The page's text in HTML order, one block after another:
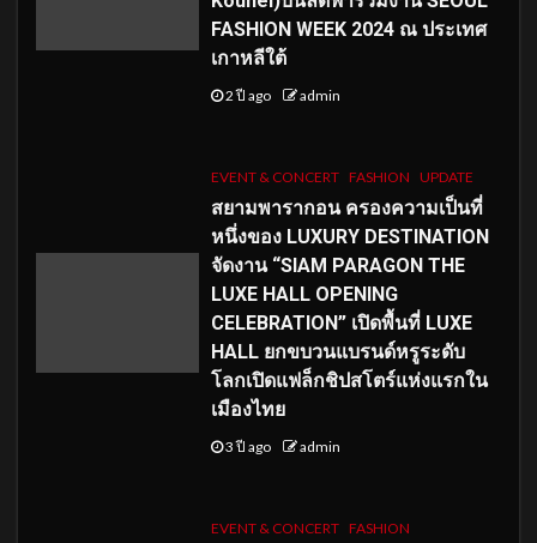
FASHION WEEK 2024 ณ ประเทศ
เกาหลีใต้
2 ปี ago admin
EVENT & CONCERT FASHION UPDATE
สยามพารากอน ครองความเป็นที่
หนึ่งของ LUXURY DESTINATION
จัดงาน “SIAM PARAGON THE
LUXE HALL OPENING
CELEBRATION” เปิดพื้นที่ LUXE
HALL ยกขบวนแบรนด์หรูระดับ
โลกเปิดแฟล็กชิปสโตร์แห่งแรกใน
เมืองไทย
3 ปี ago admin
EVENT & CONCERT FASHION